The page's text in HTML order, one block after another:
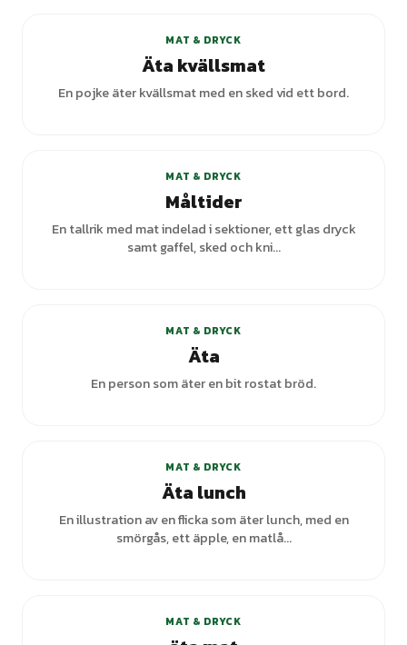
MAT & DRYCK
Äta kvällsmat
En pojke äter kvällsmat med en sked vid ett bord.
MAT & DRYCK
Måltider
En tallrik med mat indelad i sektioner, ett glas dryck
samt gaffel, sked och kni...
MAT & DRYCK
Äta
En person som äter en bit rostat bröd.
MAT & DRYCK
Äta lunch
En illustration av en flicka som äter lunch, med en
smörgås, ett äpple, en matlå...
MAT & DRYCK